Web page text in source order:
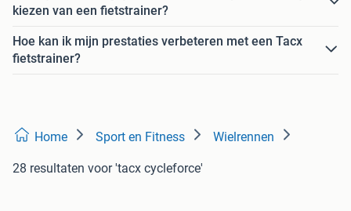
kiezen van een fietstrainer?
Hoe kan ik mijn prestaties verbeteren met een Tacx
fietstrainer?
Home Sport en Fitness Wielrennen
28 resultaten voor 'tacx cycleforce'